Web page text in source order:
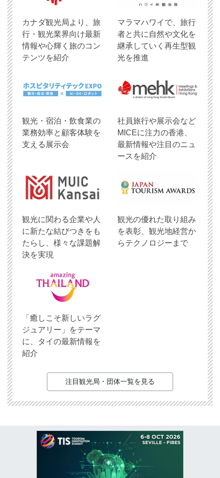
​カナダ観光局より、旅
行・観光業界向け最新
情報や心輝く旅のコン
テンツを紹介
マラマハワイで、旅行
者と共に自然や文化を
継承していく再生型観
光を推進
観光・宿泊・飲食業の
業務効率と顧客体験を
支える展示会
社員旅行や展示会など
MICEに注力の香港、
最新情報や注目のニュ
ースを紹介
観光に関わる企業や人
に新たな結びつきをも
たらし、様々な課題解
決を実現
観光の優れた取り組み
を表彰、観光地経営か
らテクノロジーまで
「癒しこそ新しいラグ
ジュアリー」をテーマ
に、タイの最新情報を
紹介
注目観光局・団体一覧を見る